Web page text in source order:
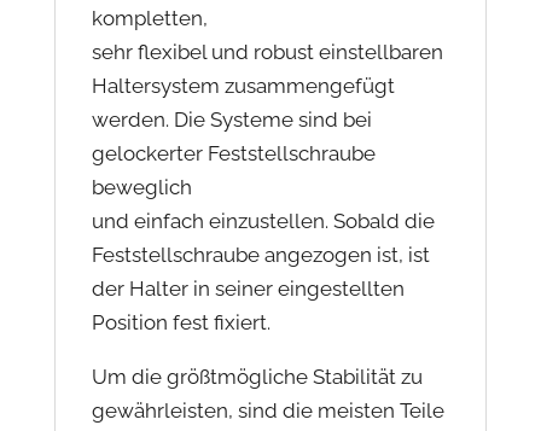
kompletten,
sehr flexibel und robust einstellbaren
Haltersystem zusammengefügt
werden. Die Systeme sind bei
gelockerter Feststellschraube
beweglich
und einfach einzustellen. Sobald die
Feststellschraube angezogen ist, ist
der Halter in seiner eingestellten
Position fest fixiert.
Um die größtmögliche Stabilität zu
gewährleisten, sind die meisten Teile